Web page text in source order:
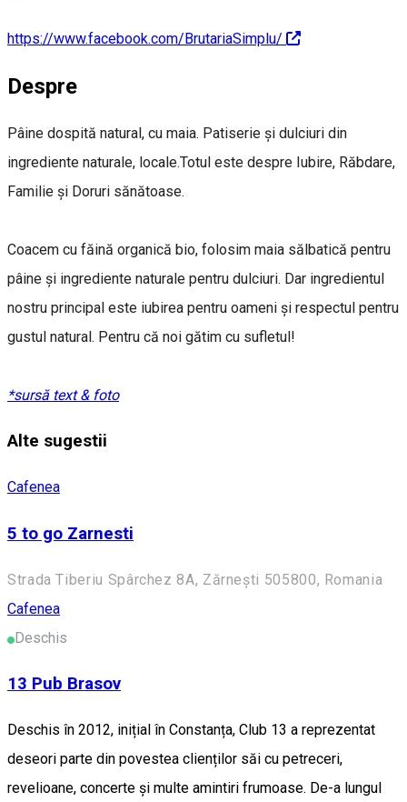
https://www.facebook.com/BrutariaSimplu/
Despre
Pâine dospită natural, cu maia. Patiserie și dulciuri din
ingrediente naturale, locale.Totul este despre Iubire, Răbdare,
Familie și Doruri sănătoase.
Coacem cu făină organică bio, folosim maia sălbatică pentru
pâine și ingrediente naturale pentru dulciuri. Dar ingredientul
nostru principal este iubirea pentru oameni și respectul pentru
gustul natural. Pentru că noi gătim cu sufletul!
*sursă text & foto
Alte sugestii
Cafenea
5 to go Zarnesti
Strada Tiberiu Spârchez 8A, Zărnești 505800, Romania
Cafenea
Deschis
13 Pub Brasov
Deschis în 2012, inițial în Constanța, Club 13 a reprezentat
deseori parte din povestea clienților săi cu petreceri,
revelioane, concerte și multe amintiri frumoase. De-a lungul